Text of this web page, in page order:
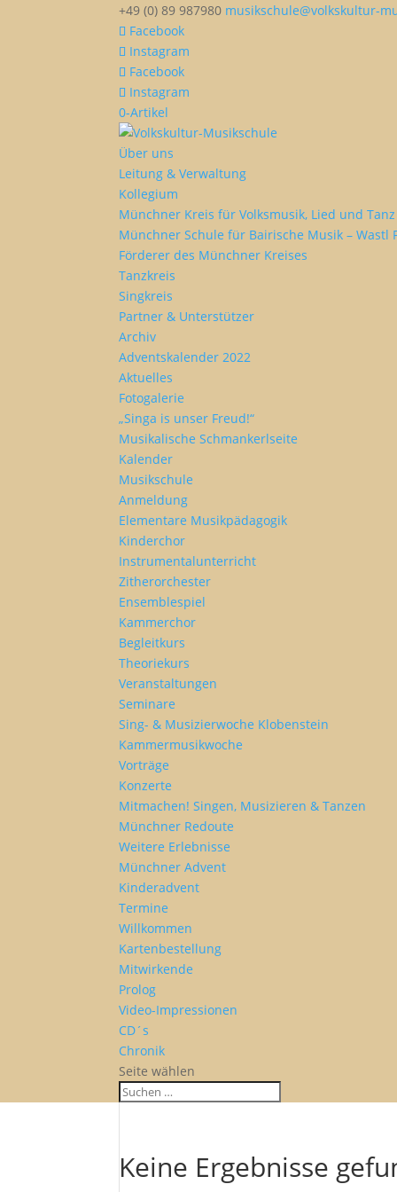
+49 (0) 89 987980 musikschule@volkskultur-
Facebook
Instagram
Facebook
Instagram
0-Artikel
Über uns
Leitung & Verwaltung
Kollegium
Münchner Kreis für Volksmusik, Lied und Tanz
Münchner Schule für Bairische Musik – Wastl
Förderer des Münchner Kreises
Tanzkreis
Singkreis
Partner & Unterstützer
Archiv
Adventskalender 2022
Aktuelles
Fotogalerie
„Singa is unser Freud!“
Musikalische Schmankerlseite
Kalender
Musikschule
Anmeldung
Elementare Musikpädagogik
Kinderchor
Instrumentalunterricht
Zitherorchester
Ensemblespiel
Kammerchor
Begleitkurs
Theoriekurs
Veranstaltungen
Seminare
Sing- & Musizierwoche Klobenstein
Kammermusikwoche
Vorträge
Konzerte
Mitmachen! Singen, Musizieren & Tanzen
Münchner Redoute
Weitere Erlebnisse
Münchner Advent
Kinderadvent
Termine
Willkommen
Kartenbestellung
Mitwirkende
Prolog
Video-Impressionen
CD´s
Chronik
Seite wählen
Keine Ergebnisse